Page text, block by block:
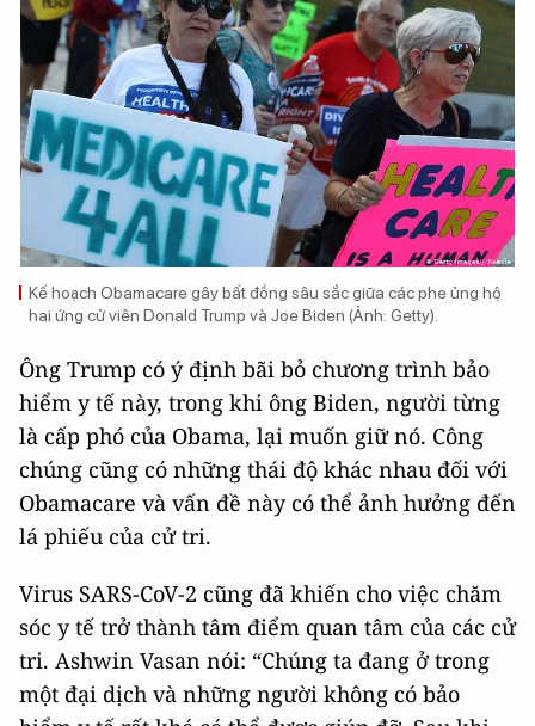
Kế hoạch Obamacare gây bất đồng sâu sắc giữa các phe ủng hộ
hai ứng cử viên Donald Trump và Joe Biden (Ảnh: Getty).
Ông Trump có ý định bãi bỏ chương trình bảo
hiểm y tế này, trong khi ông Biden, người từng
là cấp phó của Obama, lại muốn giữ nó. Công
chúng cũng có những thái độ khác nhau đối với
Obamacare và vấn đề này có thể ảnh hưởng đến
lá phiếu của cử tri.
Virus SARS-CoV-2 cũng đã khiến cho việc chăm
sóc y tế trở thành tâm điểm quan tâm của các cử
tri. Ashwin Vasan nói: “Chúng ta đang ở trong
một đại dịch và những người không có bảo